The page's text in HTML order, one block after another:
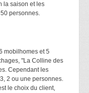
la saison et les
personnes.
mobilhomes et 5
"La Colline des
Cependant les
2 ou une personnes.
le choix du client,